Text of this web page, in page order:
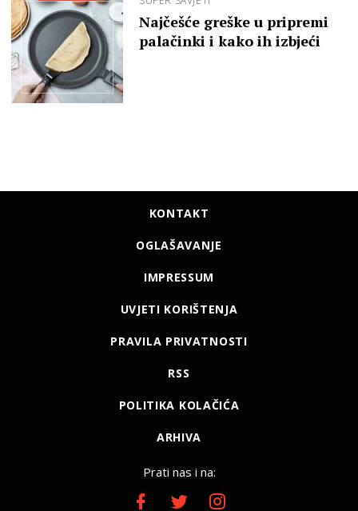
Najčešće greške u pripremi
palačinki i kako ih izbjeći
KONTAKT
OGLAŠAVANJE
IMPRESSUM
UVJETI KORIŠTENJA
PRAVILA PRIVATNOSTI
RSS
POLITIKA KOLAČIĆA
ARHIVA
Prati nas i na: